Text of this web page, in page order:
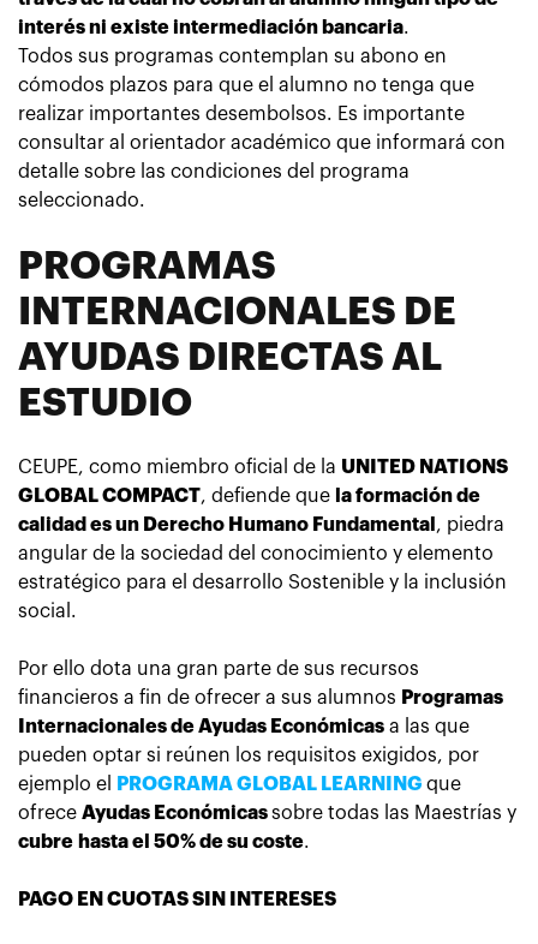
interés ni existe intermediación bancaria.
Todos sus programas contemplan su abono en
cómodos plazos para que el alumno no tenga que
realizar importantes desembolsos. Es importante
consultar al orientador académico que informará con
detalle sobre las condiciones del programa
seleccionado.
PROGRAMAS
INTERNACIONALES DE
AYUDAS DIRECTAS AL
ESTUDIO
CEUPE, como miembro oficial de la UNITED NATIONS
GLOBAL COMPACT, defiende que la formación de
calidad es un Derecho Humano Fundamental , piedra
angular de la sociedad del conocimiento y elemento
estratégico para el desarrollo Sostenible y la inclusión
social.
Por ello dota una gran parte de sus recursos
financieros a fin de ofrecer a sus alumnos Programas
Internacionales de Ayudas Económicas a las que
pueden optar si reúnen los requisitos exigidos, por
ejemplo el
PROGRAMA GLOBAL LEARNING que
ofrece Ayudas Económicassobre todas las Maestrías y
cubre hasta el 50% de su coste.
PAGO EN CUOTAS SIN INTERESES